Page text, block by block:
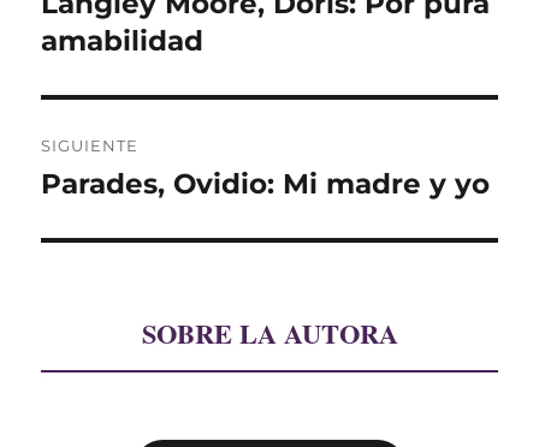
entradas
anterior:
amabilidad
SIGUIENTE
Entrada
Parades, Ovidio: Mi madre y yo
SOBRE LA AUTORA